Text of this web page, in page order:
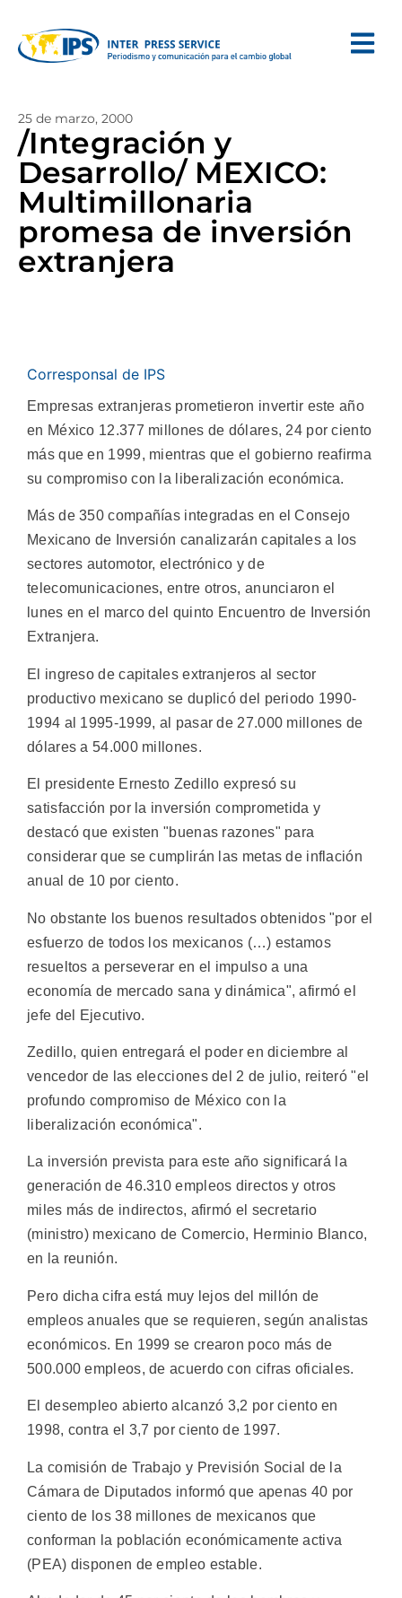
25 de marzo, 2000
/Integración y
Desarrollo/ MEXICO:
Multimillonaria
promesa de inversión
extranjera
Corresponsal de IPS
Empresas extranjeras prometieron invertir este año
en México 12.377 millones de dólares, 24 por ciento
más que en 1999, mientras que el gobierno reafirma
su compromiso con la liberalización económica.
Más de 350 compañías integradas en el Consejo
Mexicano de Inversión canalizarán capitales a los
sectores automotor, electrónico y de
telecomunicaciones, entre otros, anunciaron el
lunes en el marco del quinto Encuentro de Inversión
Extranjera.
El ingreso de capitales extranjeros al sector
productivo mexicano se duplicó del periodo 1990-
1994 al 1995-1999, al pasar de 27.000 millones de
dólares a 54.000 millones.
El presidente Ernesto Zedillo expresó su
satisfacción por la inversión comprometida y
destacó que existen "buenas razones" para
considerar que se cumplirán las metas de inflación
anual de 10 por ciento.
No obstante los buenos resultados obtenidos "por el
esfuerzo de todos los mexicanos (…) estamos
resueltos a perseverar en el impulso a una
economía de mercado sana y dinámica", afirmó el
jefe del Ejecutivo.
Zedillo, quien entregará el poder en diciembre al
vencedor de las elecciones del 2 de julio, reiteró "el
profundo compromiso de México con la
liberalización económica".
La inversión prevista para este año significará la
generación de 46.310 empleos directos y otros
miles más de indirectos, afirmó el secretario
(ministro) mexicano de Comercio, Herminio Blanco,
en la reunión.
Pero dicha cifra está muy lejos del millón de
empleos anuales que se requieren, según analistas
económicos. En 1999 se crearon poco más de
500.000 empleos, de acuerdo con cifras oficiales.
El desempleo abierto alcanzó 3,2 por ciento en
1998, contra el 3,7 por ciento de 1997.
La comisión de Trabajo y Previsión Social de la
Cámara de Diputados informó que apenas 40 por
ciento de los 38 millones de mexicanos que
conforman la población económicamente activa
(PEA) disponen de empleo estable.